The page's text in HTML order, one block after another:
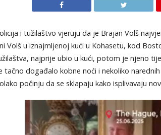
i tužilaštvo vjeruju da je Brajan Volš
Volš u iznajmljenoj kući u Kohasetu, kod
najprije ubio u kući, potom je njeno
tačno događalo kobne noći i nekoliko
počinju da se sklapaju kako isplivavaju